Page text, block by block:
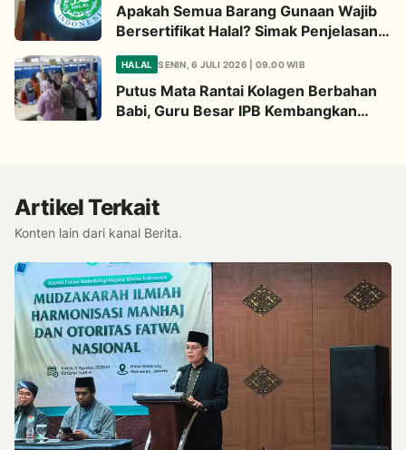
Apakah Semua Barang Gunaan Wajib
Bersertifikat Halal? Simak Penjelasan
HALAL SENIN, 6 JULI 2026 | 09.00 WIB
Putus Mata Rantai Kolagen Berbahan
Babi, Guru Besar IPB Kembangkan
Artikel Terkait
Konten lain dari kanal Berita.